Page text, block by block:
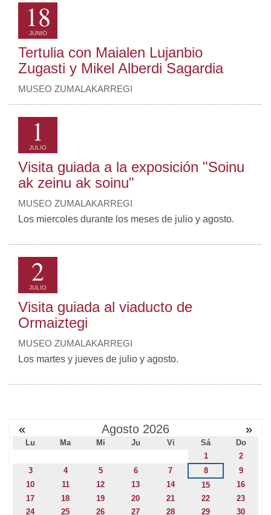
18
JUNIO
Tertulia con Maialen Lujanbio
Zugasti y Mikel Alberdi Sagardia
MUSEO ZUMALAKARREGI
1
JULIO
Visita guiada a la exposición "Soinu
ak zeinu ak soinu"
MUSEO ZUMALAKARREGI
Los miercoles durante los meses de julio y agosto.
2
JULIO
Visita guiada al viaducto de
Ormaiztegi
MUSEO ZUMALAKARREGI
Los martes y jueves de julio y agosto.
« Agosto 2026 »
Lu Ma Mi Ju Vi Sá
Do
1
2
3
4 5 6 7 8
9
10
11 12 13 14 15
16
17
18 19 20 21 22
23
24
25 26 27 28 29 30